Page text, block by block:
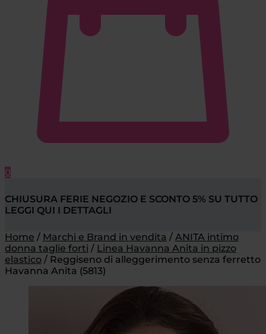
0
CHIUSURA FERIE NEGOZIO E SCONTO 5% SU TUTTO
LEGGI QUI I DETTAGLI
Home / Marchi e Brand in vendita / ANITA intimo
donna taglie forti / Linea Havanna Anita in pizzo
elastico / Reggiseno di alleggerimento senza ferretto
Havanna Anita (5813)